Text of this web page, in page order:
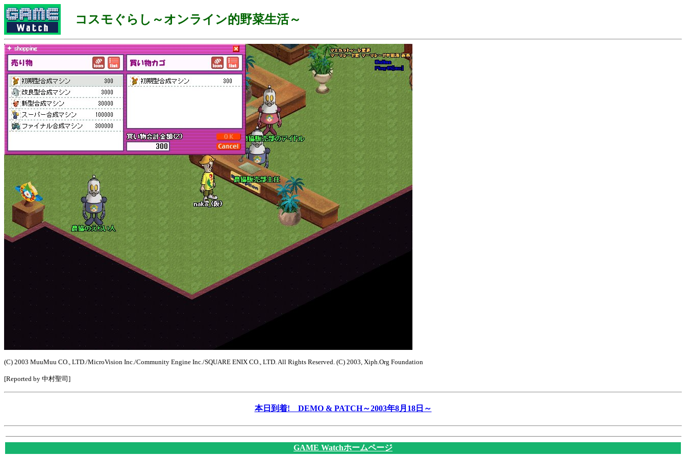
コスモぐらし～オンライン的野菜生活～
(C) 2003 MuuMuu CO., LTD./MicroVision Inc./Community Engine Inc./SQUARE ENIX CO., LTD. All Rights Reserved. (C) 2003, Xiph.Org Foundation
[Reported by 中村聖司]
本日到着! DEMO & PATCH～2003年8月18日～
GAME Watchホームページ